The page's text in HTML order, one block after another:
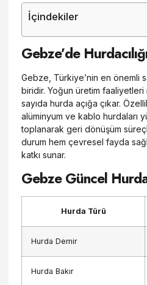
İçindekiler
Gebze’de
Gebze, Türkiye’nin en önemli
biridir. Yoğun üretim
sayıda hurda açığa çıkar.
alüminyum ve kablo hurdaları
toplanarak geri dönüşüm
durum hem çevresel fayda
katkı sunar.
Gebze Güncel
Hurda Türü
Hurda Demir
Hurda Bakır